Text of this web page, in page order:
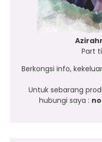
Part
Berkongsi info,
Untuk sebarang
hubungi saya :